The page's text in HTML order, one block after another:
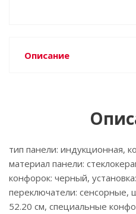
Описание
тип панели: индукционная,
материал панели:
конфорок: черный,
переключатели: сенсорные,
52.20 см, специальные